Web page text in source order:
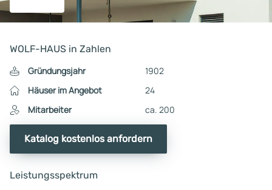
WOLF-HAUS in Zahlen
Gründungsjahr
1902
Häuser im Angebot
24
Mitarbeiter
ca. 200
Katalog kostenlos anfordern
Leistungsspektrum